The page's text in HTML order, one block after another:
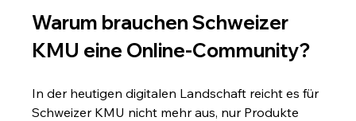
Warum brauchen Schweizer
KMU eine Online-Community?
In der heutigen digitalen Landschaft reicht es für
Schweizer KMU nicht mehr aus, nur Produkte